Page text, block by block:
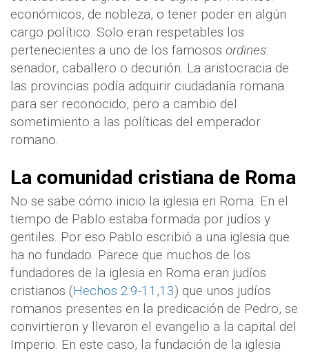
económicos, de nobleza, o tener poder en algún
cargo político. Solo eran respetables los
pertenecientes a uno de los famosos ordines:
senador, caballero o decurión. La aristocracia de
las provincias podía adquirir ciudadanía romana
para ser reconocido, pero a cambio del
sometimiento a las políticas del emperador
romano.
La comunidad cristiana de Roma
No se sabe cómo inicio la iglesia en Roma. En el
tiempo de Pablo estaba formada por judíos y
gentiles. Por eso Pablo escribió a una iglesia que
ha no fundado. Parece que muchos de los
fundadores de la iglesia en Roma eran judíos
cristianos (Hechos 2:9-11 ,13) que unos judíos
romanos presentes en la predicación de Pedro, se
convirtieron y llevaron el evangelio a la capital del
Imperio. En este caso, la fundación de la iglesia